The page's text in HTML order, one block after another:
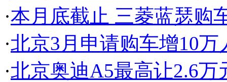
·本月底截止 三菱蓝瑟购
·北京3月申请购车增10
·北京奥迪A5最高让2.6